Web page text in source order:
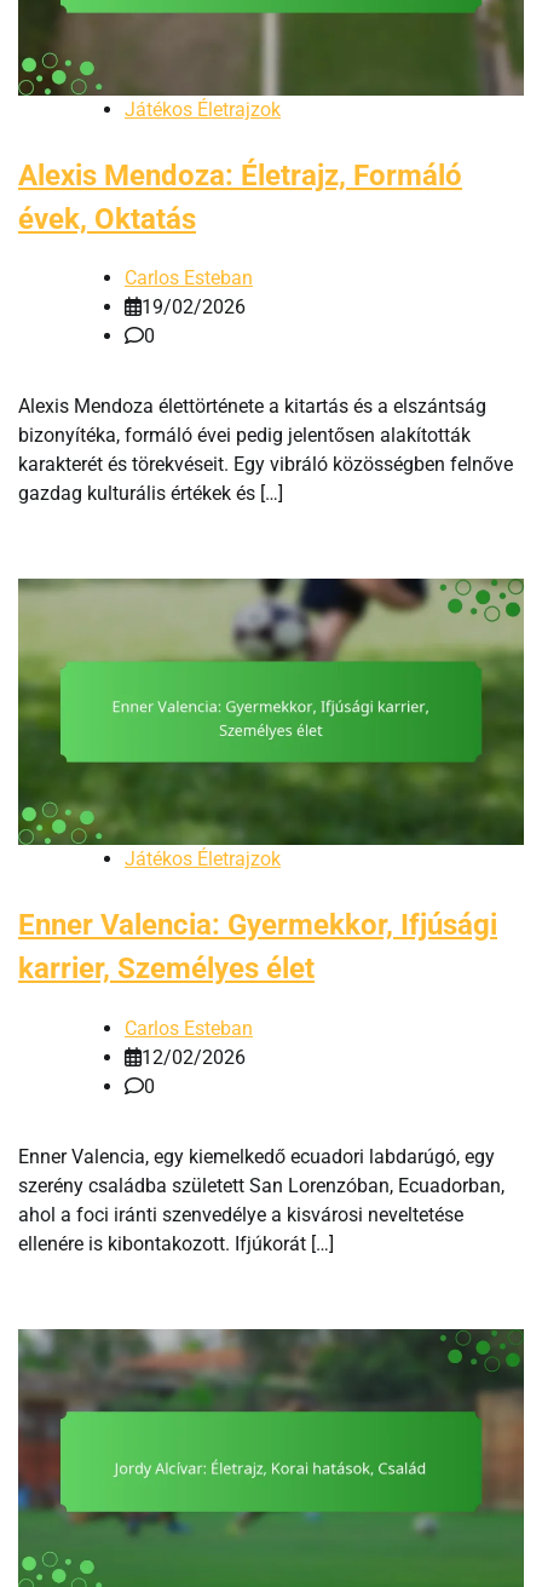
Játékos Életrajzok
Alexis Mendoza: Életrajz, Formáló
évek, Oktatás
Carlos Esteban
19/02/2026
0
Alexis Mendoza élettörténete a kitartás és a elszántság
bizonyítéka, formáló évei pedig jelentősen alakították
karakterét és törekvéseit. Egy vibráló közösségben felnőve
gazdag kulturális értékek és […]
Játékos Életrajzok
Enner Valencia: Gyermekkor, Ifjúsági
karrier, Személyes élet
Carlos Esteban
12/02/2026
0
Enner Valencia, egy kiemelkedő ecuadori labdarúgó, egy
szerény családba született San Lorenzóban, Ecuadorban,
ahol a foci iránti szenvedélye a kisvárosi neveltetése
ellenére is kibontakozott. Ifjúkorát […]